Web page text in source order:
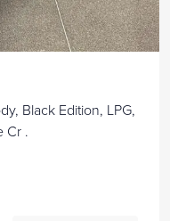
Black Edition, LPG,
Cr .